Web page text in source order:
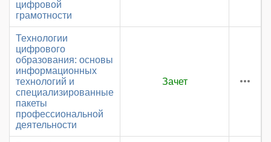
цифровой
грамотности
Технологии
цифрового
образования: основы
информационных
технологий и
специализированные
пакеты
профессиональной
деятельности
Зачет